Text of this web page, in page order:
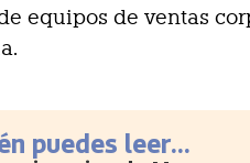
equipos de ventas
puedes leer...